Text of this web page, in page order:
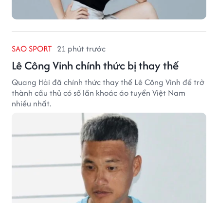
SAO SPORT 21 phút trước
Lê Công Vinh chính thức bị thay thế
Quang Hải đã chính thức thay thế Lê Công Vinh để trở
thành cầu thủ có số lần khoác áo tuyển Việt Nam
nhiều nhất.